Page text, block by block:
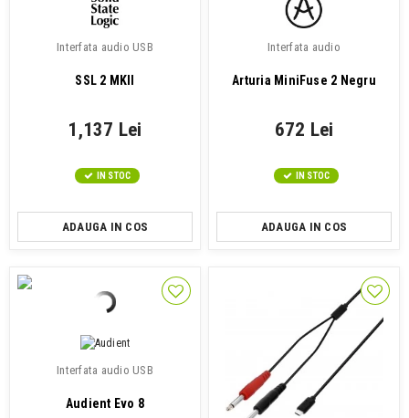
Interfata audio USB
SSL 2 MKII
1,137 Lei
IN STOC
ADAUGA IN COS
Interfata audio
Arturia MiniFuse 2 Negru
672 Lei
IN STOC
ADAUGA IN COS
Interfata audio USB
Audient Evo 8